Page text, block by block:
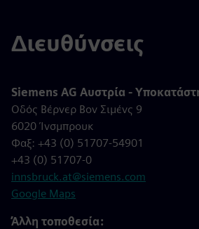
Διευθύνσεις
Siemens AG Αυστρία -
Οδός Βέρνερ Βον Σιμένς 9
6020 Ίνσμπρουκ
Φαξ: +43 (0) 51707-54901
+43 (0) 51707-0
innsbruck.at@siemens.com
Google Maps
Άλλη τοποθεσία: